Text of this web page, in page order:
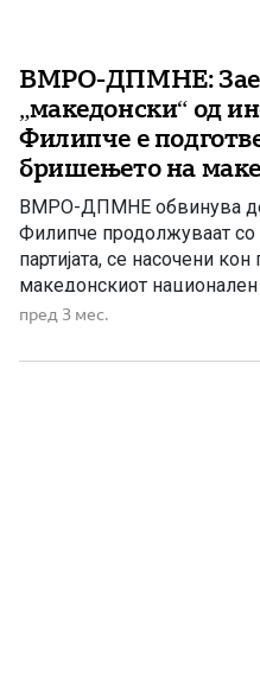
ВМРО-ДПМНЕ:
„македонски“ од
Филипче е
бришењето на
ВМРО-ДПМНЕ обвинува
Филипче продолжуваат со
партијата, се насочени
македонскиот
интереси. Од партијата
што наведуваат, Филипче
пред 3 мес.